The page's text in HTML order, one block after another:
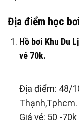
Địa điểm học
Hồ bơi Khu Du
vé 70k.
Địa điểm: 48/
Thạnh,Tphcm.
Giá vé: 50 -